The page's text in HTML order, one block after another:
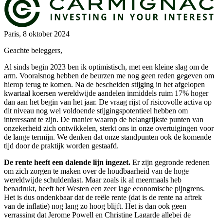
Paris, 8 oktober 2024
Geachte beleggers,
Al sinds begin 2023 ben ik optimistisch, met een kleine slag om de
arm. Vooralsnog hebben de beurzen me nog geen reden gegeven om
hierop terug te komen. Na de bescheiden stijging in het afgelopen
kwartaal koersen wereldwijde aandelen inmiddels ruim 17% hoger
dan aan het begin van het jaar. De vraag rijst of risicovolle activa op
dit niveau nog wel voldoende stijgingspotentieel hebben om
interessant te zijn. De manier waarop de belangrijkste punten van
onzekerheid zich ontwikkelen, sterkt ons in onze overtuigingen voor
de lange termijn. We denken dat onze standpunten ook de komende
tijd door de praktijk worden gestaafd.
De rente heeft een dalende lijn ingezet. Er zijn gegronde redenen
om zich zorgen te maken over de houdbaarheid van de hoge
wereldwijde schuldenlast. Maar zoals ik al meermaals heb
benadrukt, heeft het Westen een zeer lage economische pijngrens.
Het is dus ondenkbaar dat de reële rente (dat is de rente na aftrek
van de inflatie) nog lang zo hoog blijft. Het is dan ook geen
verrassing dat Jerome Powell en Christine Lagarde allebei de